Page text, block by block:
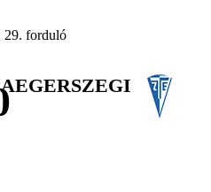
29. forduló